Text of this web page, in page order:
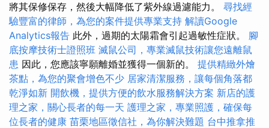
將其保修保存，然後大幅降低了紫外線過濾能力。 尋找經
驗豐富的律師，為您的案件提供專業支持 解讀Google
Analytics報告 此外，過期的太陽霜會引起過敏性症狀。 腳
底按摩技術士證照班 滅鼠公司，專業滅鼠技術讓您遠離鼠
患 因此，您應該寧願離婚並獲得一個新的。 提供精緻外燴
茶點，為您的聚會增色不少 居家清潔服務，讓每個角落都
乾淨如新 開飲機，提供方便的飲水服務解決方案 新店的護
理之家，關心長者的每一天 護理之家，專業照護，確保每
位長者的健康 苗栗地區徵信社，為你解決難題 台中推拿推